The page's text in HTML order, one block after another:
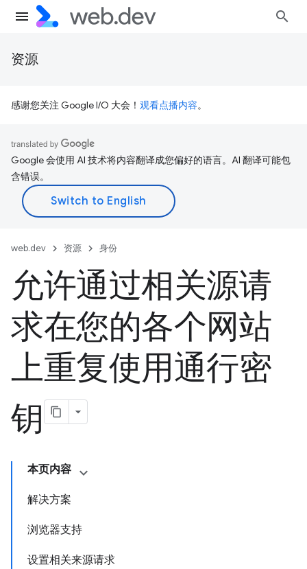
资源
感谢您关注 Google I/O 大会！ 观看点播内容。
Google 会使用 AI 技术将内容翻译成您偏好的语言。AI 翻译可能包
含错误。
web.dev 资源 身份
允许通过相关源请
求在您的各个网站
上重复使用通行密
钥
本页内容
解决方案
浏览器支持
设置相关来源请求